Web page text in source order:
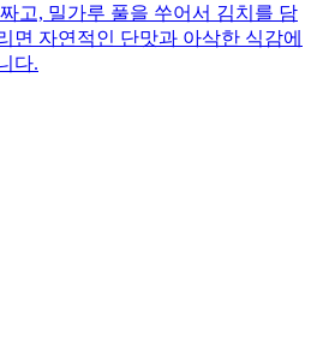
고, 밀가루 풀을 쑤어서 김치를 담
면 자연적인 단맛과 아삭한 식감에
다.